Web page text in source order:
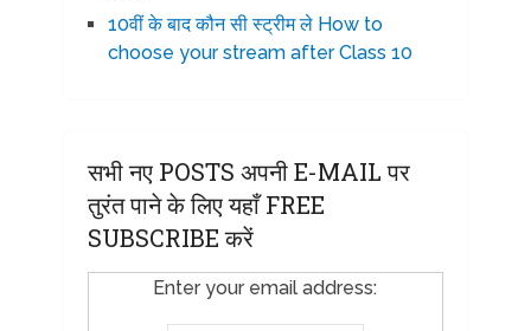
10वीं के बाद कौन सी स्ट्रीम ले How to
choose your stream after Class 10
सभी नए POSTS अपनी E-MAIL पर
तुरंत पाने के लिए यहाँ FREE
SUBSCRIBE करें
Enter your email address: